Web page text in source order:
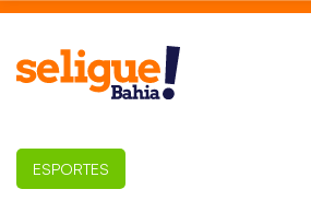
ESPORTES